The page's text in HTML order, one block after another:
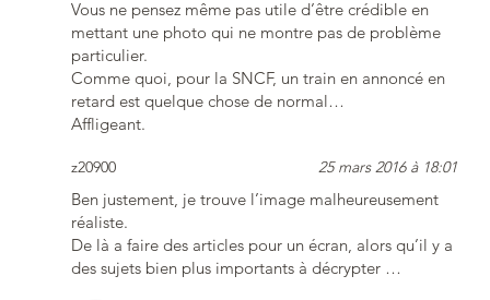
Vous ne pensez même pas utile d’être crédible en
mettant une photo qui ne montre pas de problème
particulier.
Comme quoi, pour la SNCF, un train en annoncé en
retard est quelque chose de normal…
Affligeant.
z20900 25 mars 2016 à 18:01
Ben justement, je trouve l’image malheureusement
réaliste.
De là a faire des articles pour un écran, alors qu’il y a
des sujets bien plus importants à décrypter …